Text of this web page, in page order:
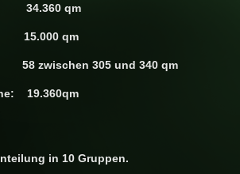
34.360 qm
qm
305 und 340 qm
19.360qm
in 10 Gruppen.